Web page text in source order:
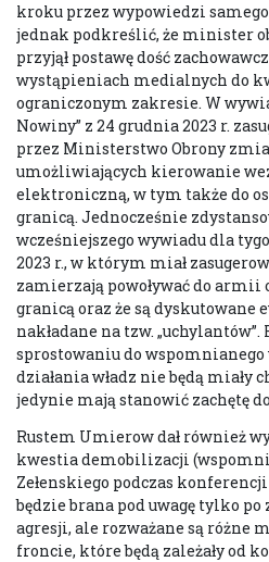
kroku przez wypowiedzi
jednak podkreślić, że minister
przyjął postawę dość
wystąpieniach medialnych do
ograniczonym zakresie. W
Nowiny” z 24 grudnia 2023 r.
przez Ministerstwo Obrony
umożliwiających kierowanie
elektroniczną, w tym także do
granicą. Jednocześnie
wcześniejszego wywiadu dla
2023 r., w którym miał
zamierzają powoływać do armii
granicą oraz że są dyskutowane
nakładane na tzw. „uchylantów”.
sprostowaniu do wspomnianego
działania władz nie będą miały
jedynie mają stanowić zachętę
Rustem Umierow dał również
kwestia demobilizacji
Zełenskiego podczas
będzie brana pod uwagę tylko
agresji, ale rozważane są różne
froncie, które będą zależały od